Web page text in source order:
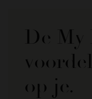
De My
op je.